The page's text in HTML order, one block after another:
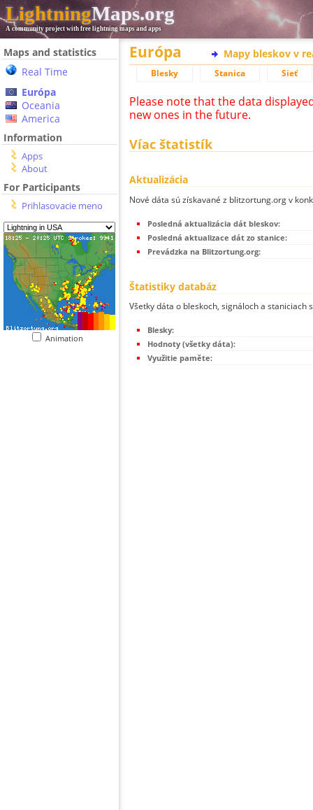
LightningMaps.org
A community project with free lightning maps and apps
Maps and statistics
Real Time
Európa
Oceania
America
Information
Apps
About
For Participants
Prihlasovacie meno
Animation
Európa Mapy bleskov v
Blesky Stanica Sieť
Please note that the data
new ones in the future.
Víac štatistík
Aktualizácia
Nové dáta sú získavané z blitzortung.org v
Posledná aktualizácia dát bleskov:
Posledná aktualizace dát zo stanice:
Prevádzka na Blitzortung.org:
Štatistiky databáz
Všetky dáta o bleskoch, signáloch a
Blesky:
Hodnoty (všetky dáta):
Využitie paměte: